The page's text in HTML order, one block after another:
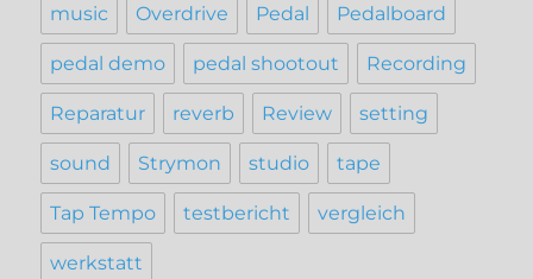
music Overdrive Pedal Pedalboard
pedal demo pedal shootout Recording
Reparatur reverb Review setting
sound Strymon studio tape
Tap Tempo testbericht vergleich
werkstatt